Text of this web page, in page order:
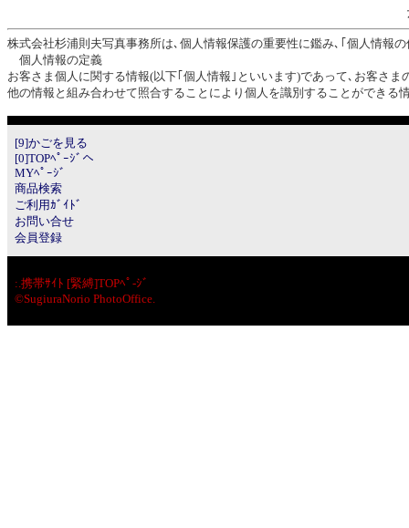
株式会社杉浦則夫写真事務所は､個人情報保護の重要性に鑑み､｢個人情報
個人情報の定義
お客さま個人に関する情報(以下｢個人情報｣といいます)であって､お客さ
他の情報と組み合わせて照合することにより個人を識別することができる
[9]かごを見る
[0]TOPﾍﾟｰｼﾞへ
MYﾍﾟｰｼﾞ
商品検索
ご利用ｶﾞｲﾄﾞ
お問い合せ
会員登録
:.携帯ｻｲﾄ [緊縛]TOPﾍﾟ-ｼﾞ
©SugiuraNorio PhotoOffice.